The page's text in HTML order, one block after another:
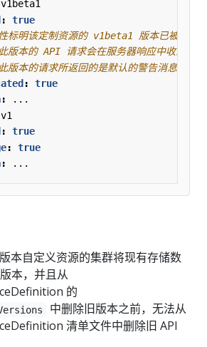
v1beta1
:
true
标明该定制资源的 v1beta1 版本已被弃用
版本的 API 请求会在服务器响应中收到警告
版本的请求所返回的是默认的警告消息。
:
true
:
...
v1
:
true
:
true
: ...
本自定义资源的集群将现有存储数
本，并且从
的
中删除旧版本之前，无法从
清单文件中删除旧 API